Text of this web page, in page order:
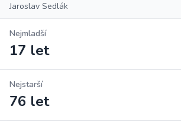
Jaroslav Sedlák
Nejmladší
17 let
Nejstarší
76 let